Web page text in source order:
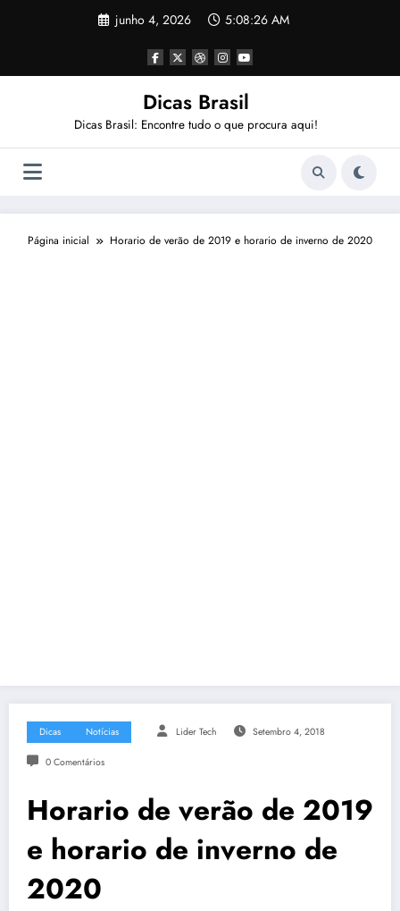
junho 4, 2026 5:08:27 AM
Dicas Brasil
Dicas Brasil: Encontre tudo o que procura aqui!
Página inicial Horario de verão de 2019 e horario de inverno de 2020
Dicas Notícias Lider Tech Setembro 4, 2018
0 Comentários
Horario de verão de 2019
e horario de inverno de
2020